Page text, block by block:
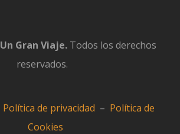
Un Gran Viaje. Todos los derechos
reservados.
Política de privacidad – Política de
Cookies